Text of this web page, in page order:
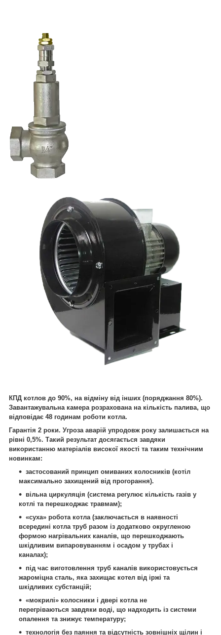
КПД котлов до 90%, на відміну від інших (поряджання 80%).
Завантажувальна камера розрахована на кількість палива, що
відповідає 48 годинам роботи котла.
Гарантія 2 роки. Угроза аварій упродовж року залишається на
рівні 0,5%. Такий результат досягається завдяки
використанню матеріалів високої якості та таким технічним
новинкам:
застосований принцип омиваних колосників (котіл
максимально захищений від прогорання).
вільна циркуляція (система регулює кількість газів у
котлі та перешкоджає травмам);
«суха» робота котла (заключається в наявності
всередині котла труб разом із додатково округленою
формою нагрівальних каналів, що перешкоджають
шкідливим випаровуванням і осадом у трубах і
каналах);
під час виготовлення труб каналів використовується
жароміцна сталь, яка захищає котел від іржі та
шкідливих субстанцій;
«мокрилі» колосники і двері котла не
перегріваються завдяки воді, що надходить із системи
опалення та знижує температуру;
технологія без паяння та відсутність зовнішніх щілин і